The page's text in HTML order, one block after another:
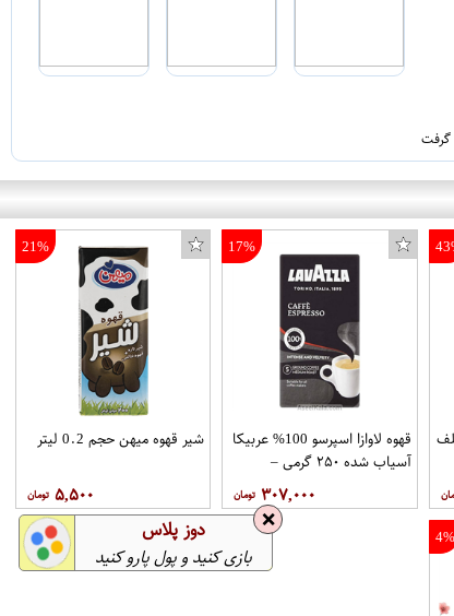
گرفت
17%
قهوه لاوازا اسپرسو 100% عربیکا
آسیاب شده ۲۵۰ گرمی –
۳۰۷,۰۰۰
21%
شیر قهوه میهن حجم 0.2 لیتر
۵,۵۰۰
4%
❌ دوز پلاس
بازی کنید و پول پارو کنید